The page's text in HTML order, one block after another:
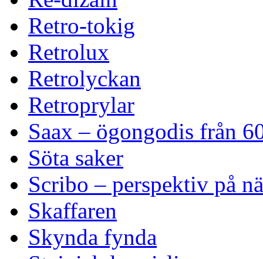
Retro-tokig
Retrolux
Retrolyckan
Retroprylar
Saax – ögongodis från
Söta saker
Scribo – perspektiv på
Skaffaren
Skynda fynda